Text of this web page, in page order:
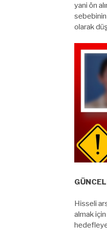
yani ön
olarak
Hisseli
almak